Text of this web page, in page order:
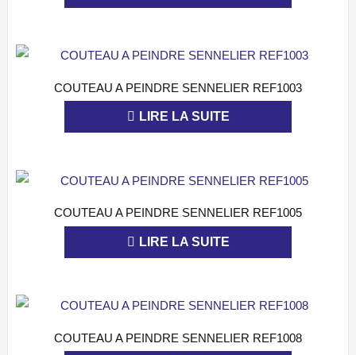
APERÇU
COUTEAU A PEINDRE SENNELIER REF1003
LIRE LA SUITE
APERÇU
COUTEAU A PEINDRE SENNELIER REF1005
LIRE LA SUITE
APERÇU
COUTEAU A PEINDRE SENNELIER REF1008